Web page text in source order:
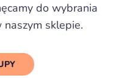
do wybrania
sklepie.